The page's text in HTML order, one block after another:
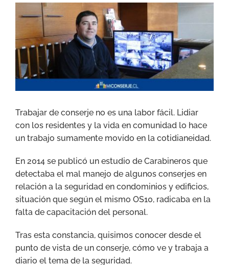
Blog
Prensa
Contáctanos
Larger
Image
Trabajar de conserje no es una labor fácil. Lidiar
con los residentes y la vida en comunidad lo hace
un trabajo sumamente movido en la cotidianeidad.
En 2014 se publicó un estudio de Carabineros que
detectaba el mal manejo de algunos conserjes en
relación a la seguridad en condominios y edificios,
situación que según el mismo OS10, radicaba en la
falta de capacitación del personal.
Tras esta constancia, quisimos conocer desde el
punto de vista de un conserje, cómo ve y trabaja a
diario el tema de la seguridad.